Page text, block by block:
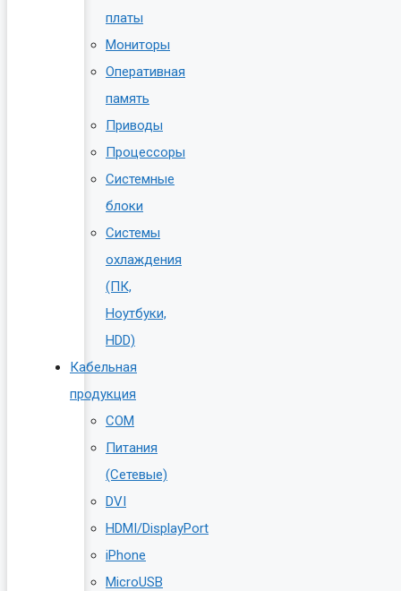
платы
Мониторы
Оперативная
память
Приводы
Процессоры
Системные
блоки
Системы
охлаждения
(ПК,
Ноутбуки,
HDD)
Кабельная
продукция
COM
Питания
(Сетевые)
DVI
HDMI/DisplayPort
iPhone
MicroUSB